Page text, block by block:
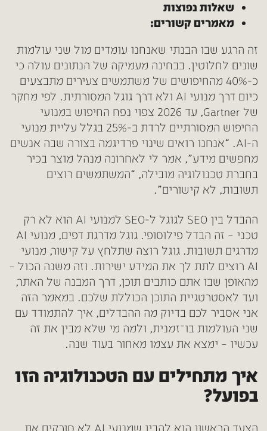
שאלות נפוצות
מאמרים קשורים:
זה הרגע שבו הבנתי שאנחנו עומדים מול שני עולמות
שונים לחלוטין. בבחינה מעמיקה של הנתונים עולה כי
כ-40% מהחיפושים של משתמשים צעירים מתבצעים
כיום דרך מנועי AI ולא דרך גוגל המסורתית. לפי מחקר
של Gartner, עד 2026 צפוי נפח החיפוש במנועי
החיפוש המסורתיים לרדת ב-25% בגלל עליית מנועי
ה-AI. “אנחנו רואים שינוי פרדיגמה בצורה שבה אנשים
מחפשים מידע”, אמר לי לאחרונה מנהל מוצר בכיר
בחברת טכנולוגיה מובילה, “המשתמשים רוצים
תשובות, לא קישורים”.
ההבדל בין SEO לגוגל ל-SEO למנועי AI הוא לא רק
טכני – זה הבדל פילוסופי. גוגל מדרגת דפים, מנועי AI
מדרגים תשובות. גוגל רוצה שתלחץ על קישור, מנועי
AI רוצים לתת לך את המידע ישירות. וזה משנה הכול –
מהאופן שבו אתם כותבים תוכן, דרך המבנה של האתר,
ועד לאסטרטגיית התוכן הכוללת שלכם. במאמר הזה
אני אסביר לכם בדיוק מה ההבדלים, איך להתמודד עם
שני העולמות בו־זמנית, ולמה מי שלא מבין את זה
עכשיו – ימצא את עצמו מאחור בעוד שנה.
איך מתחילים עם הטכנולוגיה הזו
בפועל?